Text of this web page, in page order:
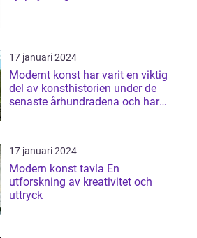
17 januari 2024
Modernt konst har varit en viktig
del av konsthistorien under de
senaste århundradena och har
17 januari 2024
Modern konst tavla En
utforskning av kreativitet och
uttryck